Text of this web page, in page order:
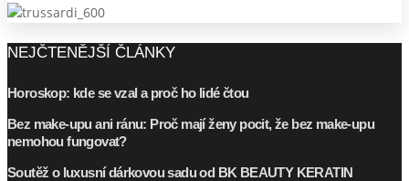
NEJČTENĚJŠÍ ČLÁNKY
Horoskop: kde se vzal a proč ho lidé čtou
Bez make-upu ani ránu: Proč mají ženy pocit, že bez make-upu
nemohou fungovat?
Soutěž o luxusní dárkovou sadu od BK BEAUTY KERATIN